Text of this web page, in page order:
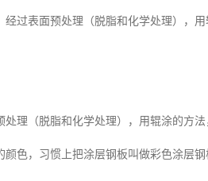
过表面预处理（脱脂和化学处理），
理（脱脂和化学处理），用辊涂的方
色，习惯上把涂层钢板叫做彩色涂层